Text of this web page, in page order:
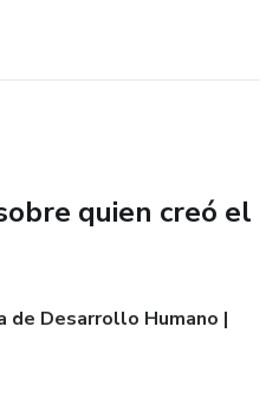
te ofrece un programa
que puedes
personales que te
directamente en tu vida.
quien creó el
de Desarrollo Humano |